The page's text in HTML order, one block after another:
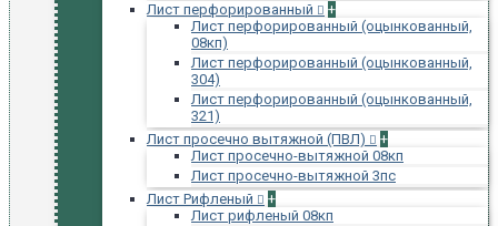
Лист перфорированный
+
Лист перфорированный (оцынкованный,
08кп)
Лист перфорированный (оцынкованный,
304)
Лист перфорированный (оцынкованный,
321)
Лист просечно вытяжной (ПВЛ)
+
Лист просечно-вытяжной 08кп
Лист просечно-вытяжной 3пс
Лист Рифленый
+
Лист рифленый 08кп